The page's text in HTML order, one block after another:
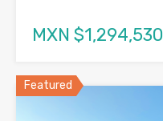
MXN $1,294,530
Featured